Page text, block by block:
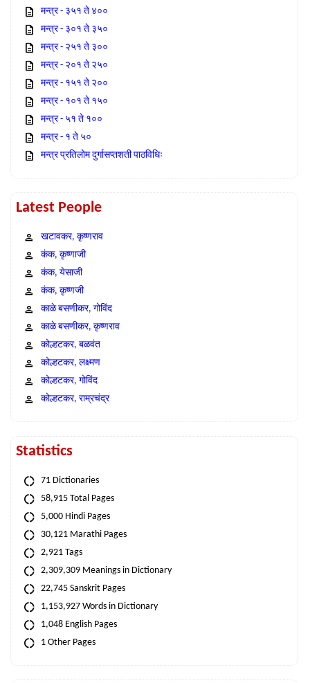
मन्त्र - ३५१ ते ४००
मन्त्र - ३०१ ते ३५०
मन्त्र - २५१ ते ३००
मन्त्र - २०१ ते २५०
मन्त्र - १५१ ते २००
मन्त्र - १०१ ते १५०
मन्त्र - ५१ ते १००
मन्त्र - १ ते ५०
मन्त्र प्रतिलोम दुर्गासप्तशती पाठविधिः
Latest People
खटावकर, कृष्णराव
कंक, कृष्णाजी
कंक, येसाजी
कंक, कृष्णजी
काळे बसणीकर, गोविंद
काळे बसणीकर, कृष्णराव
कोल्हटकर, बळवंत
कोल्हटकर, लक्ष्मण
कोल्हटकर, गोविंद
कोल्हटकर, राम्रचंद्र
Statistics
71 Dictionaries
58,915 Total Pages
5,000 Hindi Pages
30,121 Marathi Pages
2,921 Tags
2,309,309 Meanings in Dictionary
22,745 Sanskrit Pages
1,153,927 Words in Dictionary
1,048 English Pages
1 Other Pages